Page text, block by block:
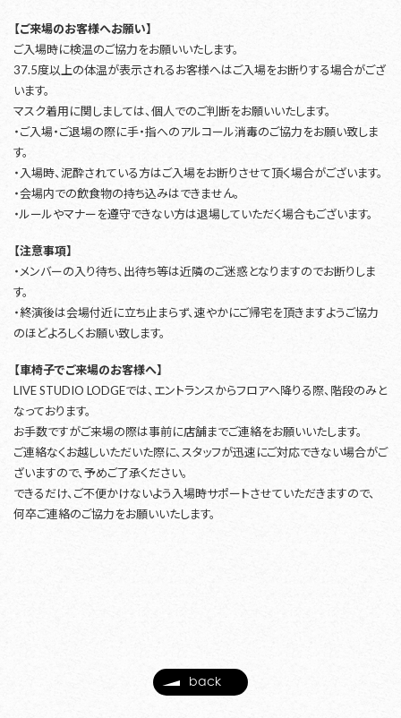
【ご来場のお客様へお願い】
ご入場時に検温のご協力をお願いいたします。
37.5度以上の体温が表示されるお客様へはご入場をお断りする場合がござ
います。
マスク着用に関しましては、個人でのご判断をお願いいたします。
・ご入場・ご退場の際に手・指へのアルコール消毒のご協力をお願い致しま
す。
・入場時、泥酔されている方はご入場をお断りさせて頂く場合がございます。
・会場内での飲食物の持ち込みはできません。
・ルールやマナーを遵守できない方は退場していただく場合もございます。
【注意事項】
・メンバーの入り待ち、出待ち等は近隣のご迷惑となりますのでお断りしま
す。
・終演後は会場付近に立ち止まらず、速やかにご帰宅を頂きますようご協力
のほどよろしくお願い致します。
【車椅子でご来場のお客様へ】
LIVE STUDIO LODGEでは、エントランスからフロアへ降りる際、階段のみと
なっております。
お手数ですがご来場の際は事前に店舗までご連絡をお願いいたします。
ご連絡なくお越しいただいた際に、スタッフが迅速にご対応できない場合がご
ざいますので、予めご了承ください。
できるだけ、ご不便かけないよう入場時サポートさせていただきますので、
何卒ご連絡のご協力をお願いいたします。
back